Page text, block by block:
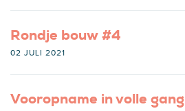
Rondje bouw #4
02 JULI 2021
Vooropname in volle gang